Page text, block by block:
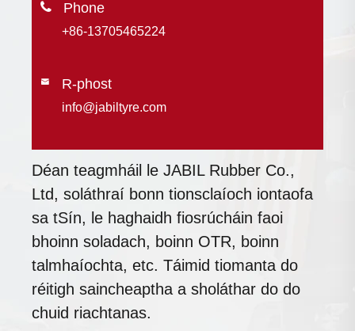

+86-13705465224
 R-phost
info@jabiltyre.com
Déan teagmháil le JABIL Rubber Co.,
Ltd, soláthraí bonn tionsclaíoch iontaofa
sa tSín, le haghaidh fiosrúcháin faoi
bhoinn soladach, boinn OTR, boinn
talmhaíochta, etc. Táimid tiomanta do
réitigh saincheaptha a sholáthar do do
chuid riachtanas.